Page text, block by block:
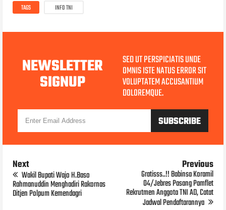
TAGS INFO TNI
NEWSLETTER
SIGNUP
SED UT PERSPICIATIS UNDE
OMNIS ISTE NATUS ERROR SIT
VOLUPTATEM ACCUSANTIUM
DOLOREMQUE.
Next
Wakil Bupati Wajo H.Baso
Rahmanuddin Menghadiri Rakornas
Ditjen Polpum Kemendagri
Previous
Gratisss..!! Babinsa Koramil
04/Jebres Pasang Pamflet
Rekrutmen Anggota TNI AD, Catat
Jadwal Pendaftarannya